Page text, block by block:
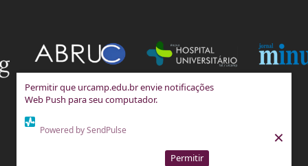
Permitir que urcamp.edu.br envie notificações
Web Push para seu computador.
Powered by SendPulse
Permitir
×